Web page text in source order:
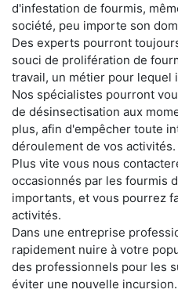
d'infestation de fourmis,
société, peu importe son
Des experts pourront
souci de prolifération de
travail, un métier pour lequel
Nos spécialistes pourront
de désinsectisation aux
plus, afin d'empêcher toute
déroulement de vos activités.
Plus vite vous nous
occasionnés par les fourmis
importants, et vous pourrez
activités.
Dans une entreprise
rapidement nuire à votre
des professionnels pour les
éviter une nouvelle incursion.